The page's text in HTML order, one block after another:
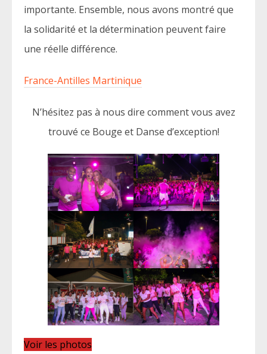
importante. Ensemble, nous avons montré que
la solidarité et la détermination peuvent faire
une réelle différence.
France-Antilles Martinique
N’hésitez pas à nous dire comment vous avez
trouvé ce Bouge et Danse d’exception!
Voir les photos